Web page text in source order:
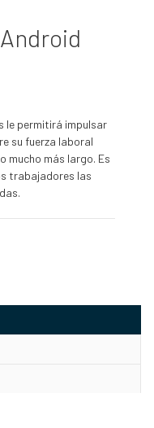
le permitirá impulsar
su fuerza laboral
mucho más largo. Es
trabajadores las